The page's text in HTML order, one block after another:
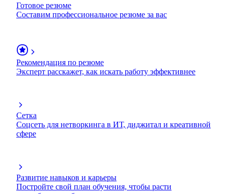
Готовое резюме
Составим профессиональное резюме за вас
Рекомендация по резюме
Эксперт расскажет, как искать работу эффективнее
Сетка
Соцсеть для нетворкинга в ИТ, диджитал и креативной
сфере
Развитие навыков и карьеры
Постройте свой план обучения, чтобы расти